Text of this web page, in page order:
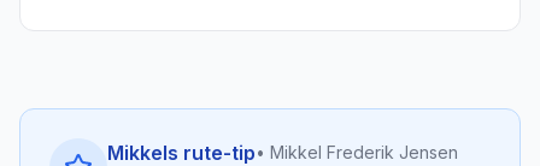
Mikkels rute-tip• Mikkel Frederik Jensen